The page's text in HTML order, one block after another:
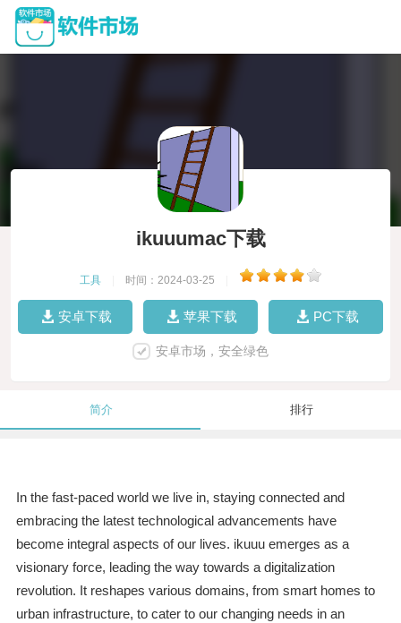
ikuuumac下载
工具 时间：2024-03-25
安卓下载 苹果下载 PC下载
安卓市场，安全绿色
简介 排行
In the fast-paced world we live in, staying connected and
embracing the latest technological advancements have
become integral aspects of our lives. ikuuu emerges as a
visionary force, leading the way towards a digitalization
revolution. It reshapes various domains, from smart homes to
urban infrastructure, to cater to our changing needs in an